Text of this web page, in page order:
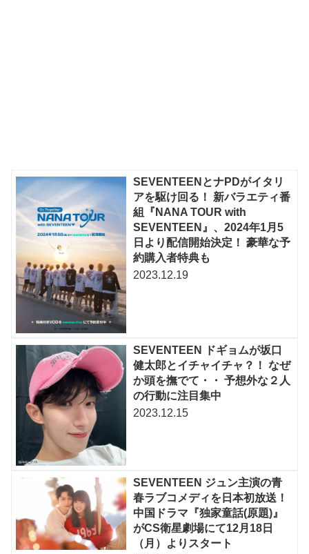
SEVENTEENとナPDがイタリ
アを駆け回る！ 新バラエティ番
組『NANA TOUR with
SEVENTEEN』、2024年1月5
日より配信開始決定！ 豪華な予
約購入者特典も
2023.12.19
SEVENTEEN ドギョムが坂口
健太郎とイチャイチャ？！ なぜ
か頭を撫でて・・ 予想外な２人
の行動に注目集中
2023.12.15
SEVENTEEN ジュン主演の青
春ラブコメディを日本初放送！
中国ドラマ『独家童話(原題)』
がCS衛星劇場にて12月18日
（月）よりスタート